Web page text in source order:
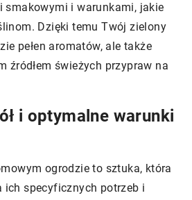
smakowymi i warunkami, jakie
Dzięki temu Twój zielony
pełen aromatów, ale także
źródłem świeżych przypraw na
i optymalne warunki
ogrodzie to sztuka, która
ich specyficznych potrzeb i